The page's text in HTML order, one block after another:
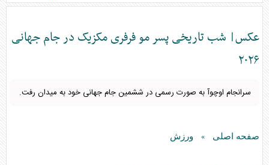
ها
عکس| شب تاریخی پسر مو فرفری مکزیک در جام جهانی
۲۰۲۶
سرانجام اوچوآ به صورت رسمی در ششمین جام جهانی خود به میدان رفت.
صفحه اصلی » ورزش